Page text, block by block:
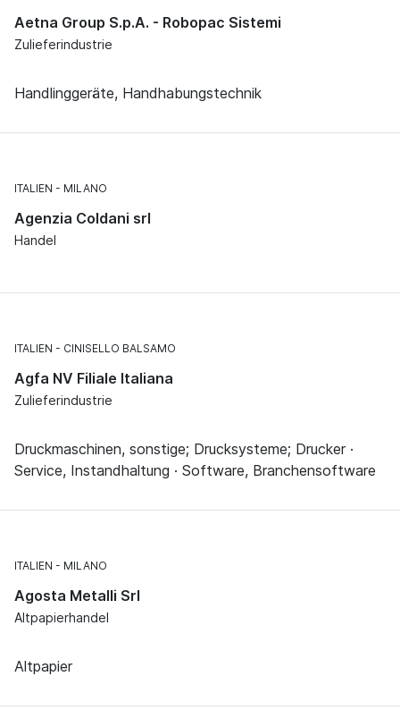
Aetna Group S.p.A. - Robopac Sistemi
Zulieferindustrie
Handlinggeräte, Handhabungstechnik
ITALIEN MILANO
Agenzia Coldani srl
Handel
ITALIEN CINISELLO BALSAMO
Agfa NV Filiale Italiana
Zulieferindustrie
Druckmaschinen, sonstige; Drucksysteme; Drucker ·
Service, Instandhaltung · Software, Branchensoftware
ITALIEN MILANO
Agosta Metalli Srl
Altpapierhandel
Altpapier